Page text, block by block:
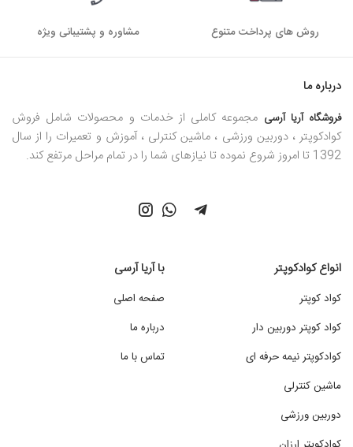
کنترل دارند. به دلیل قدرت بالا و خطرات احتمالی، استفاده از این
ماشین‌ها فقط برای افراد حرفه‌ای و در پیست‌های مخصوص
مسابقه‌ای
هنگام خرید ماشین کنترلی مسابقه ای باید به مشخصات فنی
در مسابقات ماشین‌های کنترلی مسابقه‌ای هستند. ویژگی هایی از
قدرتمند، رمز موفقیت یک دونده است، موتور قوی نیز عنصری
حیاتی برای یک ماشین مسابقه‌ای محسوب می‌شود. موتورهای
الکتریکی با توان بالا و کارایی بهتر، شتابی خیره کننده و سرعتی
می‌رانند.
سیستم کنترل رادیویی: دقت و برد سیستم کنترل رادیویی بر
روی تسلط شما بر ماشین تأثیر مستقیم می‌گذارد. برای مسابقات
حرفه‌ای، به سیستم‌های با برد بالا و حساسیت زیاد نیاز است.
روش های پرداخت متنوع مشاوره و پشتیبانی ویژه
درباره ما
فروشگاه آریا آرسی مجموعه کاملی از خدمات و محصولات شامل فروش
کوادکوپتر ، دوربین ورزشی ، ماشین کنترلی ، آموزش و تعمیرات را از سال
1392 تا امروز شروع نموده تا نیازهای شما را در تمام مراحل مرتفع کند.
انواع کوادکوپتر
کواد کوپتر
کواد کوپتر دوربین دار
کوادکوپتر نیمه حرفه ای
ماشین کنترلی
دوربین ورزشی
با آریا آرسی
صفحه اصلی
درباره ما
تماس با ما